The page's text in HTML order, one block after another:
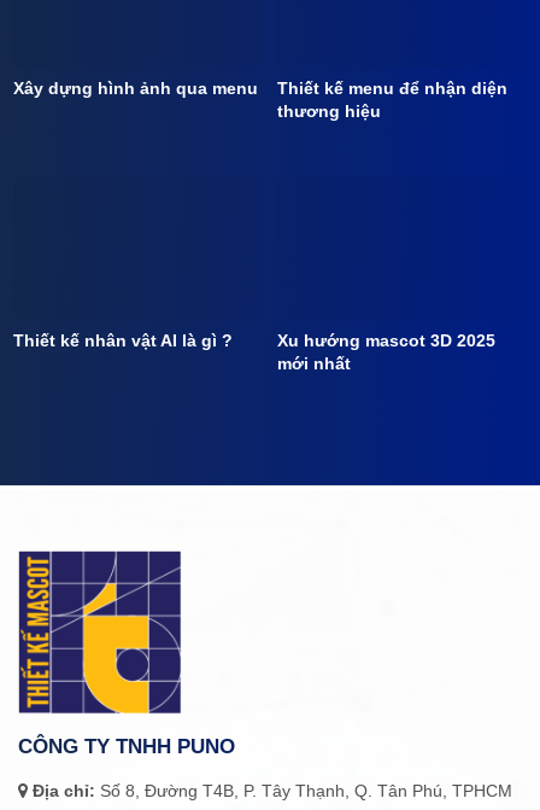
Xây dựng hình ảnh qua menu
Thiết kế menu để nhận diện
thương hiệu
Thiết kế nhân vật AI là gì ?
Xu hướng mascot 3D 2025
mới nhất
CÔNG TY TNHH PUNO
Địa chỉ: Số 8, Đường T4B, P. Tây Thạnh, Q. Tân Phú, TPHCM